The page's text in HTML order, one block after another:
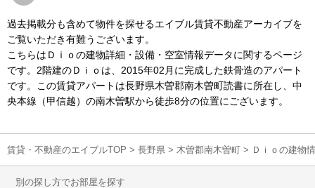
過去掲載分も含めて物件を探せるエイブル賃貸不動産アーカイブを
ご覧いただき有難うございます。
こちらはＤｉｏの建物詳細・設備・空室情報データに関するページ
です。2階建のＤｉｏは、2015年02月に完成した鉄骨造のアパート
です。この賃貸アパートは長野県木曽郡南木曽町読書に所在し、中
央本線（甲信越）の南木曽駅から徒歩8分の位置にございます。
賃貸・不動産のエイブルTOP > 長野県 > 木曽郡南木曽町 > Ｄｉｏの建物
別の探し方でお部屋を探す